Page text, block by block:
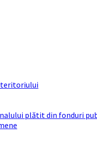
teritoriului
plătit din fonduri